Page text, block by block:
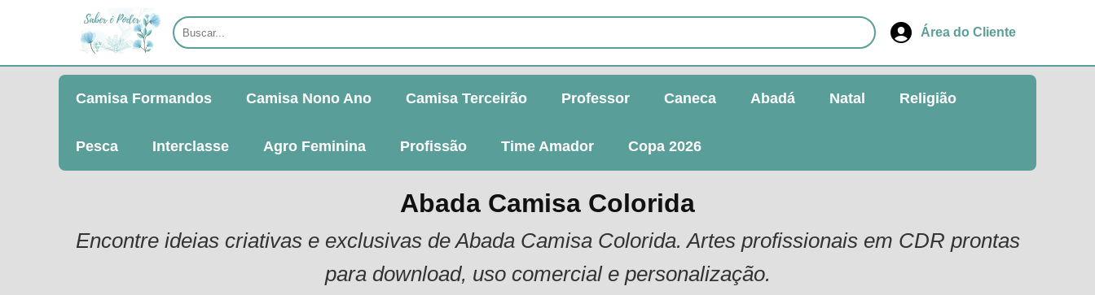
Área do Cliente
Camisa Formandos Camisa Nono Ano Camisa Terceirão Professor Caneca Abadá Natal Religião
Pesca Interclasse Agro Feminina Profissão Time Amador Copa 2026
Abada Camisa Colorida
Encontre ideias criativas e exclusivas de Abada Camisa Colorida. Artes profissionais em CDR prontas
para download, uso comercial e personalização.